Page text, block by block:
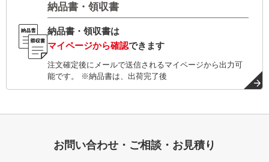
納品書・領収書
納品書・領収書は
マイページから確認できます
注文確定後にメールで送信されるマイページから出力可
能です。 ※納品書は、出荷完了後
お問い合わせ・ご相談・お見積り